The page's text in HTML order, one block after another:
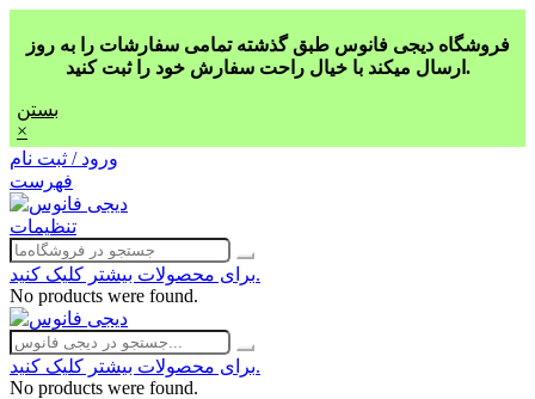
فروشگاه دیجی فانوس طبق گذشته تمامی سفارشات را به روز
ارسال میکند با خیال راحت سفارش خود را ثبت کنید.
بستن
×
ورود / ثبت نام
فهرست
تنظیمات
برای محصولات بیشتر کلیک کنید.
No products were found.
برای محصولات بیشتر کلیک کنید.
No products were found.